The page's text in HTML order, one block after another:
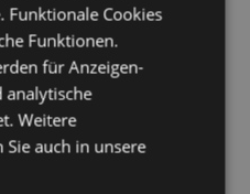
6cm Breite 5cm Tiefe 3cm
Funktionale Cookies
Funktionen.
für Anzeigen-
analytische
Weitere
auch in unsere